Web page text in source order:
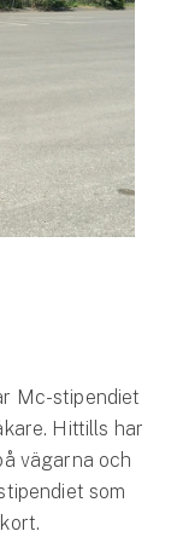
Mc-stipendiet
Hittills har
vägarna och
som